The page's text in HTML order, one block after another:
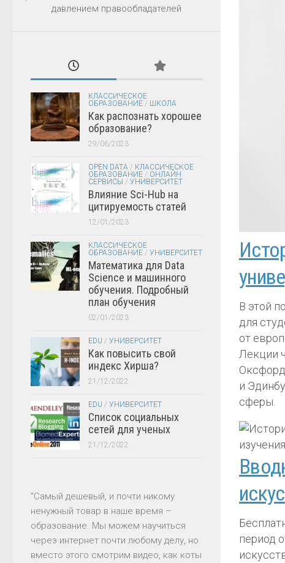
В этой
для
от
Лекции
и
сферы.
период
давлением правообладателей
КЛАССИЧЕСКОЕ
ОБРАЗОВАНИЕ / ШКОЛА
Как распознать хорошее
образование?
29/06/2023
OPEN DATA / КЛАССИЧЕСКОЕ
ОБРАЗОВАНИЕ / ОНЛАЙН
СЕРВИСЫ / УНИВЕРСИТЕТ
Влияние Sci-Hub на
цитируемость статей
12/01/2023
КЛАССИЧЕСКОЕ
ОБРАЗОВАНИЕ / УНИВЕРСИТЕТ
Математика для Data
Science и машинного
обучения. Подробный
план обучения
02/01/2023
EDU / УНИВЕРСИТЕТ
Как повысить свой
индекс Хирша?
21/12/2022
EDU / УНИВЕРСИТЕТ
Список социальных
сетей для ученых
21/12/2022
"Самый дешевый, и почти никому
ненужный товар в наше время –
образование. Мы можем научиться
через интернет почти любому делу, но
вместо этого смотрим видео, как коты